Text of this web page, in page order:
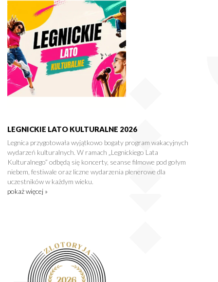
LEGNICKIE LATO KULTURALNE 2026
Legnica przygotowała wyjątkowo bogaty program wakacyjnych
wydarzeń kulturalnych. W ramach „Legnickiego Lata
Kulturalnego” odbędą się koncerty, seanse filmowe pod gołym
niebem, festiwale oraz liczne wydarzenia plenerowe dla
uczestników w każdym wieku.
pokaż więcej »